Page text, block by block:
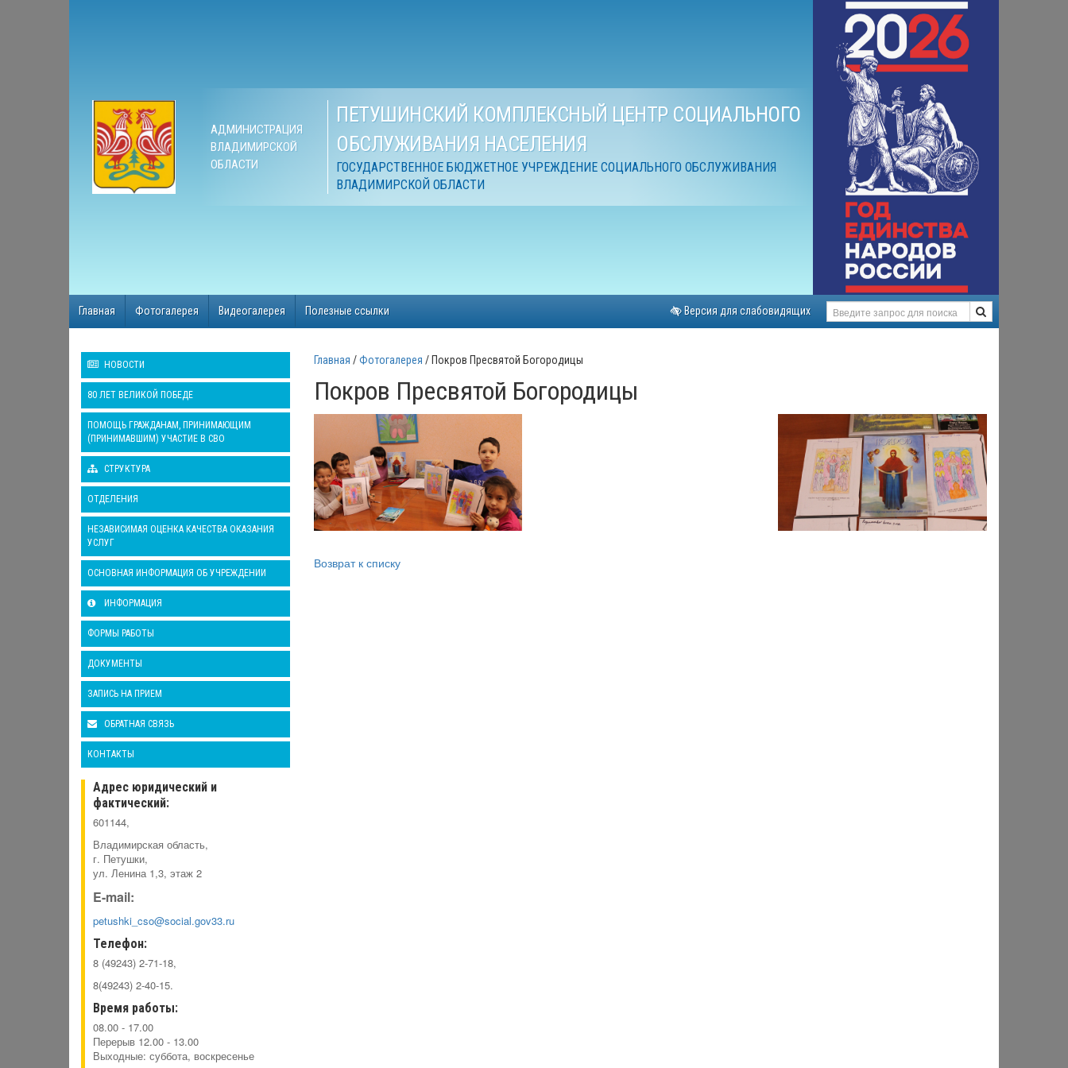
АДМИНИСТРАЦИЯ
ВЛАДИМИРСКОЙ
ОБЛАСТИ
ПЕТУШИНСКИЙ КОМПЛЕКСНЫЙ ЦЕНТР СОЦИАЛЬНОГО
ОБСЛУЖИВАНИЯ НАСЕЛЕНИЯ
ГОСУДАРСТВЕННОЕ БЮДЖЕТНОЕ УЧРЕЖДЕНИЕ СОЦИАЛЬНОГО ОБСЛУЖИВАНИЯ
ВЛАДИМИРСКОЙ ОБЛАСТИ
Главная Фотогалерея Видеогалерея Полезные ссылки Версия для слабовидящих
НОВОСТИ
80 ЛЕТ ВЕЛИКОЙ ПОБЕДЕ
ПОМОЩЬ ГРАЖДАНАМ, ПРИНИМАЮЩИМ
(ПРИНИМАВШИМ) УЧАСТИЕ В СВО
СТРУКТУРА
ОТДЕЛЕНИЯ
НЕЗАВИСИМАЯ ОЦЕНКА КАЧЕСТВА ОКАЗАНИЯ
УСЛУГ
ОСНОВНАЯ ИНФОРМАЦИЯ ОБ УЧРЕЖДЕНИИ
ИНФОРМАЦИЯ
ФОРМЫ РАБОТЫ
ДОКУМЕНТЫ
ЗАПИСЬ НА ПРИЕМ
ОБРАТНАЯ СВЯЗЬ
КОНТАКТЫ
Адрес юридический и
фактический:
601144,
Владимирская область,
г. Петушки,
ул. Ленина 1,3, этаж 2
E-mail:
petushki_cso@social.gov33.ru
Телефон:
8 (49243) 2-71-18,
8(49243) 2-40-15.
Время работы:
08.00 - 17.00
Перерыв 12.00 - 13.00
Выходные: суббота, воскресенье
Главная Фотогалерея Покров Пресвятой Богородицы
Покров Пресвятой Богородицы
Возврат к списку